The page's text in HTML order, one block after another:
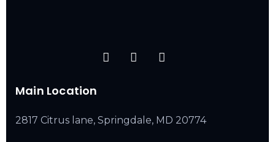
Main Location
2817 Citrus lane, Springdale, MD 20774